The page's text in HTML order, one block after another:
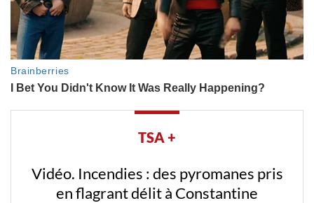
TSA +
Vidéo. Incendies : des pyromanes pris
en flagrant délit à Constantine